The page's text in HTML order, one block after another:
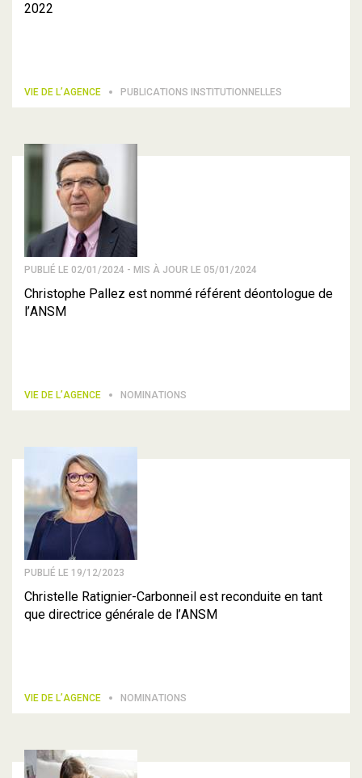
2022
VIE DE L’AGENCE PUBLICATIONS INSTITUTIONNELLES
PUBLIÉ LE 02/01/2024 - MIS À JOUR LE 05/01/2024
Christophe Pallez est nommé référent déontologue de
l’ANSM
VIE DE L’AGENCE NOMINATIONS
PUBLIÉ LE 19/12/2023
Christelle Ratignier-Carbonneil est reconduite en tant
que directrice générale de l’ANSM
VIE DE L’AGENCE NOMINATIONS